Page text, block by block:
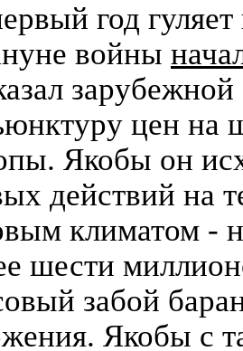
год
войны
зарубежной
цен на
Якобы он
действий на
климатом -
шести
забой
Якобы с